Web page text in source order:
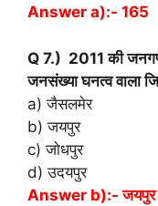
Answer a):- 165
Q 7.) 2011 की
जनसंख्या घनत्व वाला
a) जैसलमेर
b) जयपुर
c) जोधपुर
d) उदयपुर
Answer b):- जयपुर